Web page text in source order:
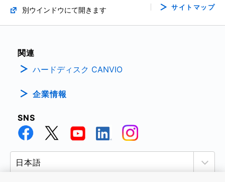
別ウインドウにて開きます サイトマップ
関連
ハードディスク CANVIO
企業情報
SNS